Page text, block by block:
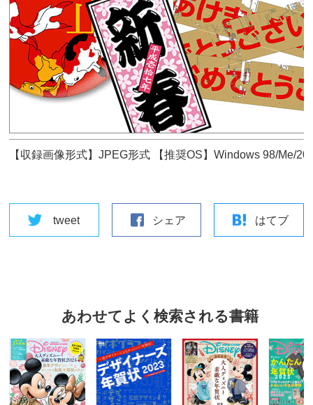
【収録画像形式】JPEG形式 【推奨OS】Windows 98/Me/
tweet シェア はてブ
あわせてよく検索される書籍